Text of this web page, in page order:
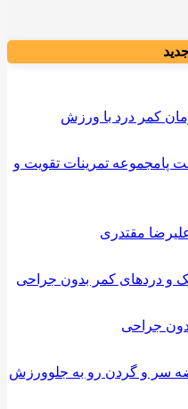
کمر درد با ورزش
مجموعه تمرینات تقویت و
مقتدری
جراحی
ورزش